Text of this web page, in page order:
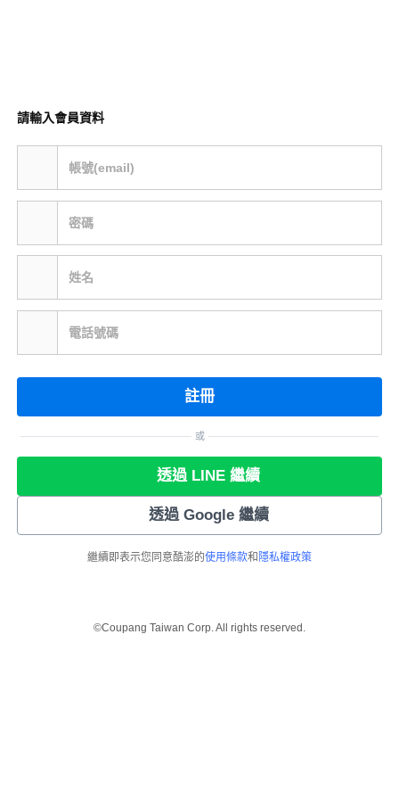
請輸入會員資料
帳號(email)
密碼
姓名
電話號碼
註冊
或
透過 LINE 繼續
透過 Google 繼續
繼續即表示您同意酷澎的使用條款和 隱私權政策
©Coupang Taiwan Corp. All rights reserved.